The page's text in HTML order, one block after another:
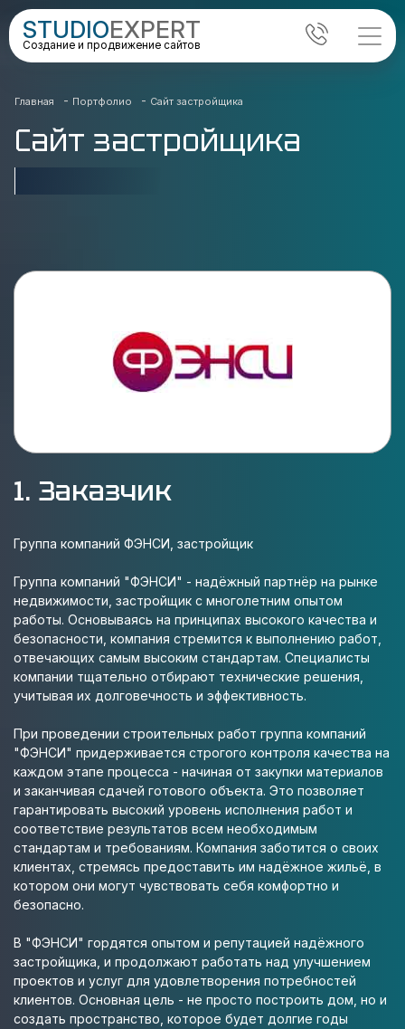
STUDIOEXPERT
Создание и продвижение сайтов
Главная - Портфолио - Сайт застройщика
Сайт застройщика
1. Заказчик
Группа компаний ФЭНСИ, застройщик
Группа компаний "ФЭНСИ" - надёжный партнёр на рынке
недвижимости, застройщик с многолетним опытом
работы. Основываясь на принципах высокого качества и
безопасности, компания стремится к выполнению работ,
отвечающих самым высоким стандартам. Специалисты
компании тщательно отбирают технические решения,
учитывая их долговечность и эффективность.
При проведении строительных работ группа компаний
"ФЭНСИ" придерживается строгого контроля качества на
каждом этапе процесса - начиная от закупки материалов
и заканчивая сдачей готового объекта. Это позволяет
гарантировать высокий уровень исполнения работ и
соответствие результатов всем необходимым
стандартам и требованиям. Компания заботится о своих
клиентах, стремясь предоставить им надёжное жильё, в
котором они могут чувствовать себя комфортно и
безопасно.
В "ФЭНСИ" гордятся опытом и репутацией надёжного
застройщика, и продолжают работать над улучшением
проектов и услуг для удовлетворения потребностей
клиентов. Основная цель - не просто построить дом, но и
создать пространство, которое будет долгие годы